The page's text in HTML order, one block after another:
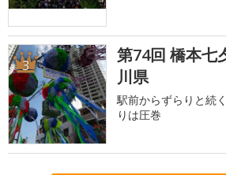
3
第74回 橋本七
川県
駅前からずらりと続
りは圧巻